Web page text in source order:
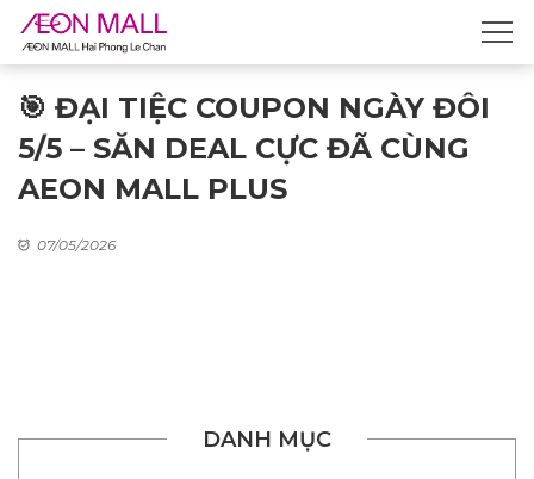
🎯 ĐẠI TIỆC COUPON NGÀY ĐÔI
5/5 – SĂN DEAL CỰC ĐÃ CÙNG
AEON MALL PLUS
07/05/2026
DANH MỤC